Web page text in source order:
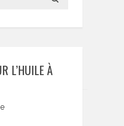
L’HUILE À